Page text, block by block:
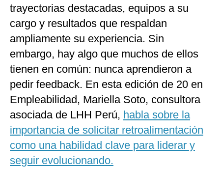
Mix
G de Gestión
Notas Contratadas
Podcast
Gestión TV
Fotogalerías
trayectorias destacadas, equipos a su
cargo y resultados que respaldan
ampliamente su experiencia. Sin
embargo, hay algo que muchos de ellos
tienen en común: nunca aprendieron a
pedir feedback. En esta edición de 20 en
Empleabilidad, Mariella Soto, consultora
asociada de LHH Perú, habla sobre la
importancia de solicitar retroalimentación
como una habilidad clave para liderar y
seguir evolucionando.